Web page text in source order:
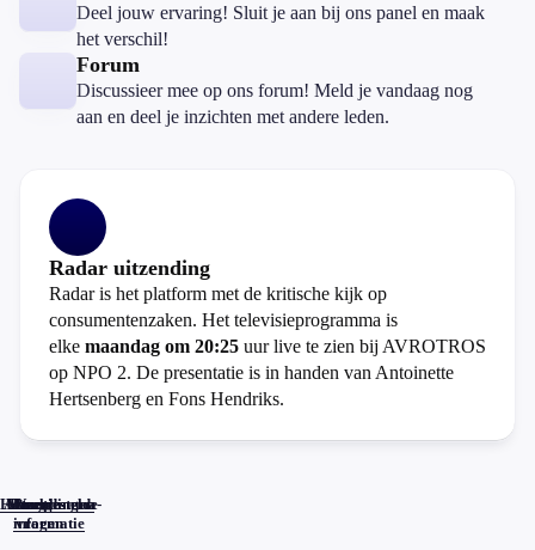
Deel jouw ervaring! Sluit je aan bij ons panel en maak
het verschil!
Forum
Discussieer mee op ons forum! Meld je vandaag nog
aan en deel je inzichten met andere leden.
Radar uitzending
Radar is het platform met de kritische kijk op
consumentenzaken. Het televisieprogramma is
elke maandag om 20:25 uur live te zien bij AVROTROS
op NPO 2. De presentatie is in handen van Antoinette
Hertsenberg en Fons Hendriks.
Home
Actueel
Uitzendingen
Reacties
Programma-
informatie
Veelgestelde
vragen